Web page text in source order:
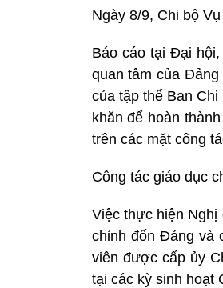
Ngày 8/9, Chi bộ
Báo cáo tại Đại
quan tâm của
của tập thể Ban
khăn để hoàn
trên các mặt công
Công tác giáo dục
Việc thực hiện
chỉnh đốn Đảng và
viên được cấp ủy
tại các kỳ sinh hoạt